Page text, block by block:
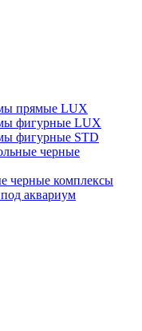
прямые LUX
фигурные LUX
фигурные STD
черные
черные комплексы
аквариум